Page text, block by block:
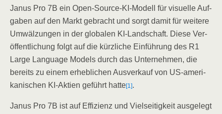
Janus Pro 7B ein Open-Source-KI-Modell für visu­el­le Auf­
ga­ben auf den Markt gebracht und sorgt damit für wei­te­re
Umwäl­zun­gen in der glo­ba­len KI-Land­schaft. Die­se Ver­
öf­fent­li­chung folgt auf die kürz­li­che Ein­füh­rung des R1
Lar­ge Lan­guage Models durch das Unter­neh­men, die
bereits zu einem erheb­li­chen Aus­ver­kauf von US-ame­ri­
ka­ni­schen KI-Akti­en geführt hat­te[1].
Janus Pro 7B ist auf Effi­zi­enz und Viel­sei­tig­keit aus­ge­legt